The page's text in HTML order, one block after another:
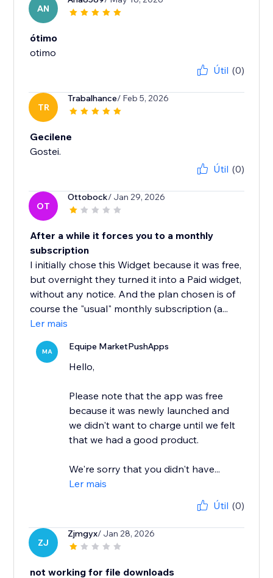
AN
ótimo
otimo
Útil (0)
TR
Trabalhance/ Feb 5, 2026
Gecilene
Gostei.
Útil (0)
OT
Ottobock/ Jan 29, 2026
After a while it forces you to a monthly
subscription
I initially chose this Widget because it was free,
but overnight they turned it into a Paid widget,
without any notice. And the plan chosen is of
course the "usual" monthly subscription (a...
Ler mais
MA Equipe MarketPushApps
Hello,
Please note that the app was free
because it was newly launched and
we didn't want to charge until we felt
that we had a good product.
We're sorry that you didn't have...
Ler mais
Útil (0)
ZJ
Zjmgyx/ Jan 28, 2026
not working for file downloads